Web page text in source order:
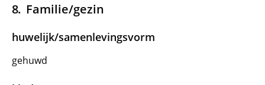
Familie/gezin
huwelijk/samenlevingsvorm
gehuwd